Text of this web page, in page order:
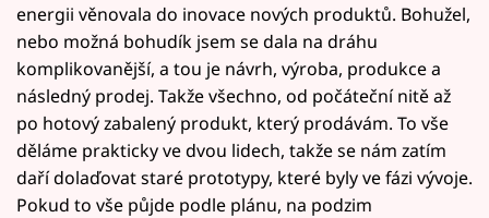
energii věnovala do inovace nových produktů. Bohužel,
nebo možná bohudík jsem se dala na dráhu
komplikovanější, a tou je návrh, výroba, produkce a
následný prodej. Takže všechno, od počáteční nitě až
po hotový zabalený produkt, který prodávám. To vše
děláme prakticky ve dvou lidech, takže se nám zatím
daří dolaďovat staré prototypy, které byly ve fázi vývoje.
Pokud to vše půjde podle plánu, na podzim